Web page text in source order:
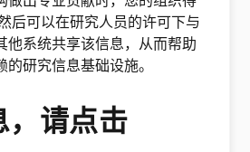
后可以在研究人员的许可下与
他系统共享该信息，从而帮助
研究信息基础设施。
，请点击